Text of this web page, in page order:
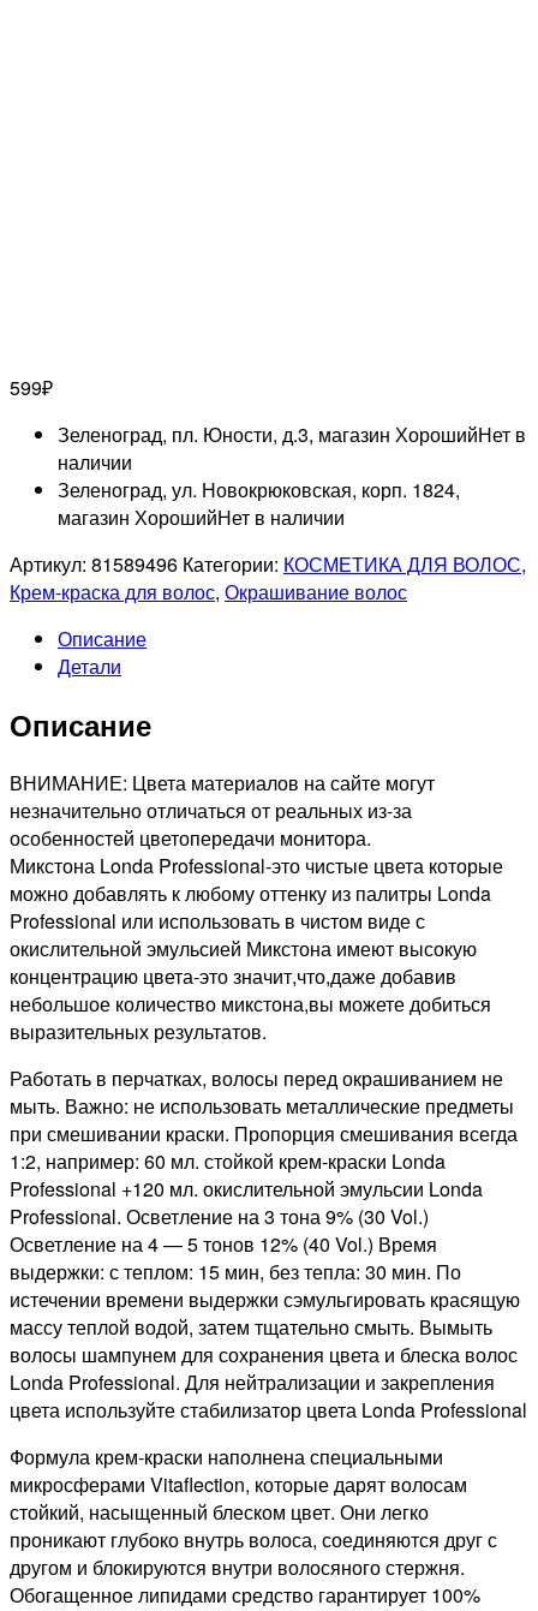
599₽
Зеленоград, пл. Юности, д.3, магазин ХорошийНет в
наличии
Зеленоград, ул. Новокрюковская, корп. 1824,
магазин ХорошийНет в наличии
Артикул: 81589496 Категории: КОСМЕТИКА ДЛЯ ВОЛОС,
Крем-краска для волос, Окрашивание волос
Описание
Детали
Описание
ВНИМАНИЕ: Цвета материалов на сайте могут
незначительно отличаться от реальных из-за
особенностей цветопередачи монитора.
Микстона Londa Professional-это чистые цвета которые
можно добавлять к любому оттенку из палитры Londa
Professional или использовать в чистом виде с
окислительной эмульсией Микстона имеют высокую
концентрацию цвета-это значит,что,даже добавив
небольшое количество микстона,вы можете добиться
выразительных результатов.
Работать в перчатках, волосы перед окрашиванием не
мыть. Важно: не использовать металлические предметы
при смешивании краски. Пропорция смешивания всегда
1:2, например: 60 мл. стойкой крем-краски Londa
Professional +120 мл. окислительной эмульсии Londa
Professional. Осветление на 3 тона 9% (30 Vol.)
Осветление на 4 — 5 тонов 12% (40 Vol.) Время
выдержки: с теплом: 15 мин, без тепла: 30 мин. По
истечении времени выдержки сэмульгировать красящую
массу теплой водой, затем тщательно смыть. Вымыть
волосы шампунем для сохранения цвета и блеска волос
Londa Professional. Для нейтрализации и закрепления
цвета используйте стабилизатор цвета Londa Professional
Формула крем-краски наполнена специальными
микросферами Vitaflection, которые дарят волосам
стойкий, насыщенный блеском цвет. Они легко
проникают глубоко внутрь волоса, соединяются друг с
другом и блокируются внутри волосяного стержня.
Обогащенное липидами средство гарантирует 100%